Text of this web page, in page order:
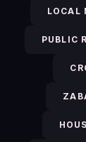
LOCAL
PUBLIC